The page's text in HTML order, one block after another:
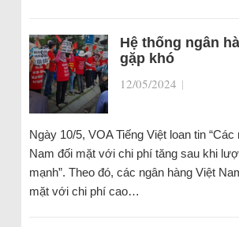
Hệ thống ngân
gặp khó
12/05/2024 |
Ngày 10/5, VOA Tiếng Việt loan tin “Các
Nam đối mặt với chi phí tăng sau khi
mạnh”. Theo đó, các ngân hàng Việt
mặt với chi phí cao…